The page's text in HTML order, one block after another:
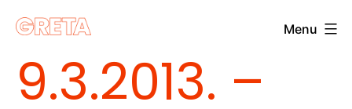
Skip
content
Menu
9.3.2013. –